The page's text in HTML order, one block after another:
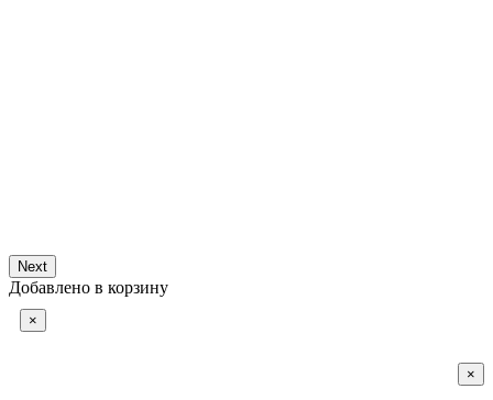
Next
Добавлено в корзину
×
×